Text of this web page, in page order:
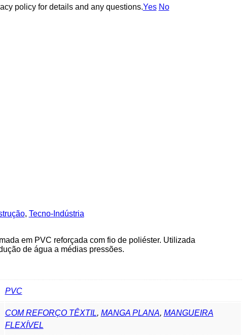
, Tecno-Indústria
em PVC reforçada com fio de poliéster. Utilizada
de água a médias pressões.
PVC
COM REFORÇO TÊXTIL, MANGA PLANA, MANGUEIRA
FLEXÍVEL
policy for details and any questions.Yes No
policy for details and any questions.Yes No